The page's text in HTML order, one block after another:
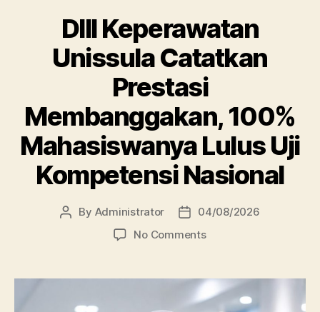
DIII Keperawatan
Unissula Catatkan
Prestasi
Membanggakan, 100%
Mahasiswanya Lulus Uji
Kompetensi Nasional
Post
By Administrator
Post04/08/2026
No Commentson
Unissula
Catatkan